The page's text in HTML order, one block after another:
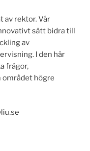
av rektor. Vår
sätt bidra till
av
I den här
frågor,
området högre